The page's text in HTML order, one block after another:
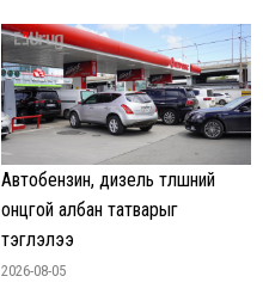
Автобензин, дизель түлшний
онцгой албан татварыг
тэглэлээ
2026-08-05